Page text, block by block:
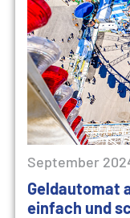
September
Geldautomat
einfach und